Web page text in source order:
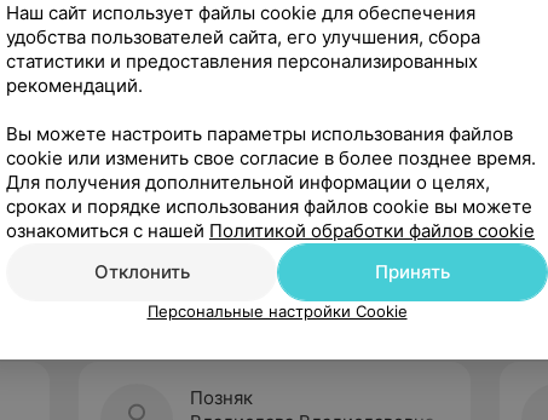
Рекомендую
Позняк
Наш сайт использует файлы cookie для обеспечения
удобства пользователей сайта, его улучшения, сбора
статистики и предоставления персонализированных
рекомендаций.
Вы можете настроить параметры использования файлов
cookie или изменить свое согласие в более позднее время.
Для получения дополнительной информации о целях,
сроках и порядке использования файлов cookie вы можете
ознакомиться с нашей Политикой обработки файлов cookie
Отклонить
Принять
Персональные настройки Cookie